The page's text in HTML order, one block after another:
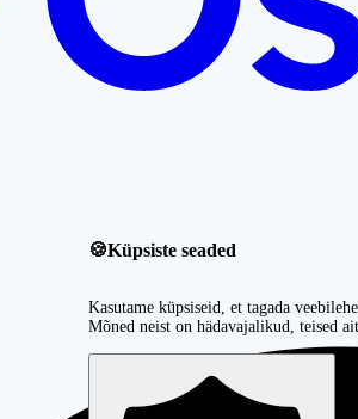
🍪Küpsiste seaded
Kasutame küpsiseid, et tagada
Mõned neist on hädavajalikud, teised